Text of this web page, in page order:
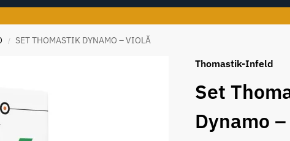
/ SET THOMASTIK DYNAMO – VIOLĂ
Thomastik-Infeld
Set
Dynamo